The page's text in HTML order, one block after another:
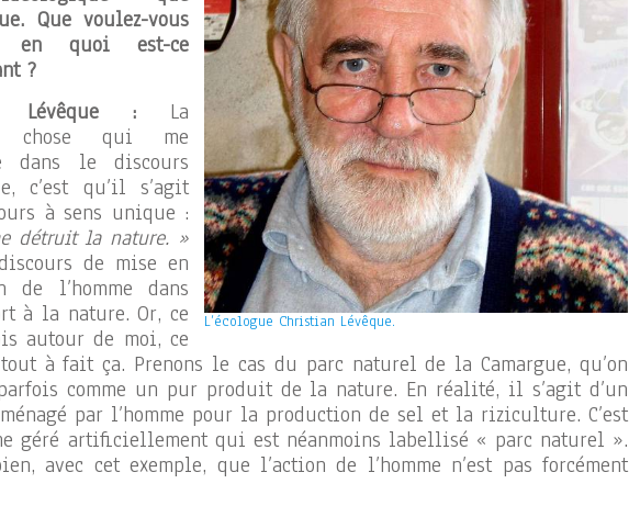
L’écologue Christian Lévêque.
Que voulez-vous
quoi est-ce
?
Lévêque : La
chose qui me
dans le discours
c’est qu’il s’agit
à sens unique :
détruit la nature. »
de mise en
de l’homme dans
à la nature. Or, ce
autour de moi, ce
tout à fait ça. Prenons le cas du parc naturel de la Camargue, qu’on
comme un pur produit de la nature. En réalité, il s’agit d’un
par l’homme pour la production de sel et la riziculture. C’est
géré artificiellement qui est néanmoins labellisé « parc naturel ».
avec cet exemple, que l’action de l’homme n’est pas forcément